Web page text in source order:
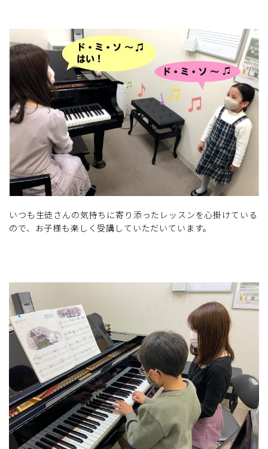
いつも生徒さんの気持ちに寄り添ったレッスンを心掛けている
ので、お子様も楽しく受講していただいています。